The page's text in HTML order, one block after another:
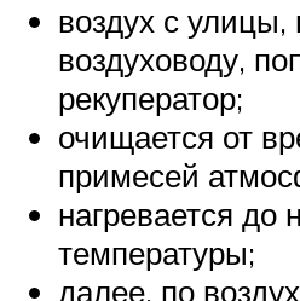
воздух с улицы,
воздуховоду,
рекуператор;
очищается от
примесей
нагревается до
температуры;
далее, по